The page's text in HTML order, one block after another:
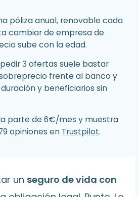
póliza anual, renovable cada
cambiar de empresa de
sube con la edad.
3 ofertas suele bastar
frente al banco y
y beneficiarios sin
parte de 6€/mes y muestra
opiniones en Trustpilot.
un seguro de vida con